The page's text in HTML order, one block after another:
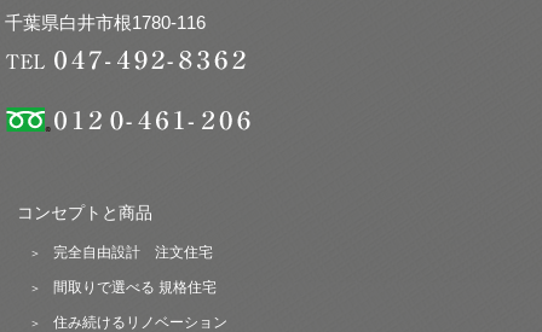
千葉県白井市根1780-116
コンセプトと商品
完全自由設計 注文住宅
間取りで選べる 規格住宅
住み続けるリノベーション